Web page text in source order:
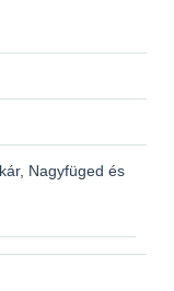
Nagyfüged és